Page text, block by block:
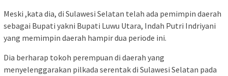
Meski ,kata dia, di Sulawesi Selatan telah ada pemimpin daerah
sebagai Bupati yakni Bupati Luwu Utara, Indah Putri Indriyani
yang memimpin daerah hampir dua periode ini.
Dia berharap tokoh perempuan di daerah yang
menyelenggarakan pilkada serentak di Sulawesi Selatan pada